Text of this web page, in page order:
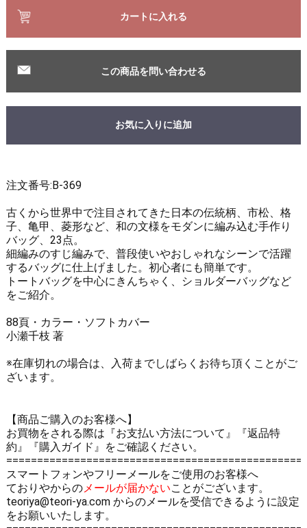
カートに入れる
この商品を問い合わせる
お気に入りに追加
注文番号:B-369
古くから世界中で注目されてきた日本の伝統柄、市松、格
子、亀甲、菱形など、和の文様をモダンに編み込む手作り
バッグ、23点。
細編みのすじ編みで、普段使いやおしゃれなシーンで活躍
するバッグに仕上げました。初心者にも簡単です。
トートバッグを中心にきんちゃく、ショルダーバッグなど
をご紹介。
88頁・カラー・ソフトカバー
小瀬千枝 著
※在庫切れの場合は、入荷までしばらくお待ち頂くことがご
ざいます。
【商品ご購入のお客様へ】
お買物をされる際は 『お支払い方法について』
『返品特
約』
『購入ガイド』 をご確認ください。
スマートフォンやフリーメールをご使用のお客様へ
ておりやからのメールが届かないことがございます。
teoriya@teori-ya.com からのメールを受信できるように設定
をお願いいたします。